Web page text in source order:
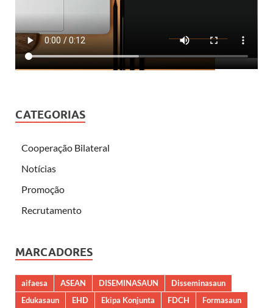
CATEGORIAS
Cooperação Bilateral
Notícias
Promoção
Recrutamento
MARCADORES
aifaesa ASEAN DISEMINASAUN
Disseminasaun
Edukasaun
EHD Ekipa Konjunta FDCH Formasaun